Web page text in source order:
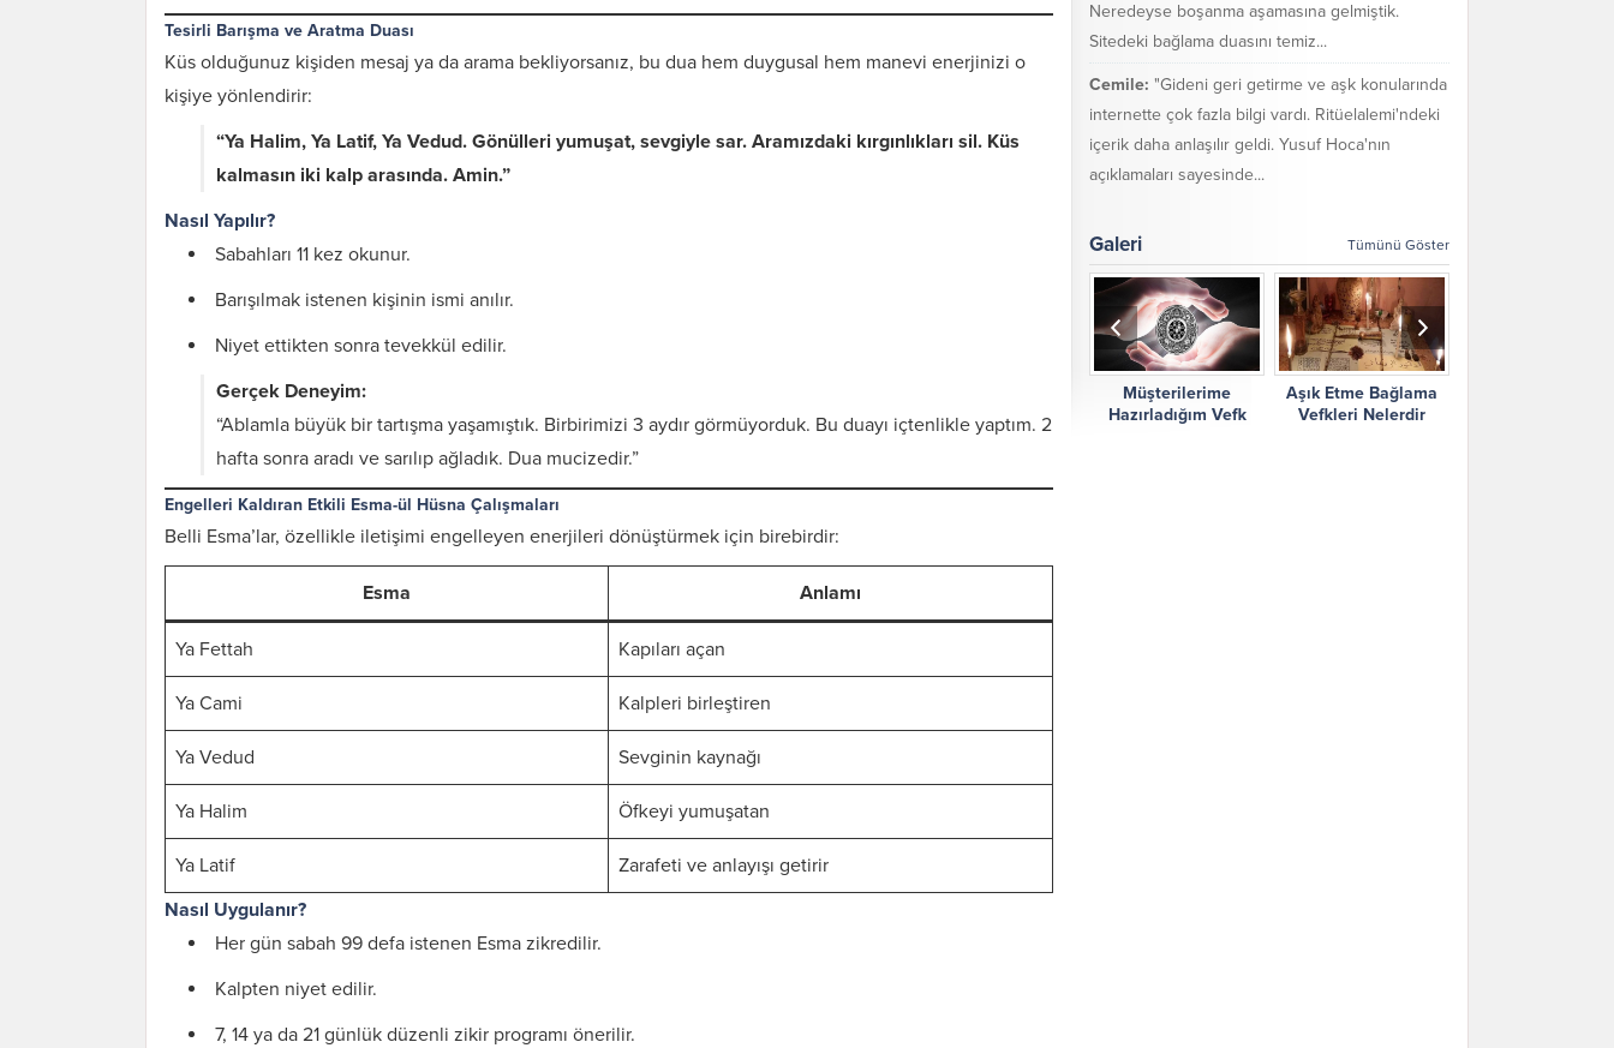
Tesirli Barışma ve Aratma Duası
Küs olduğunuz kişiden mesaj ya da arama bekliyorsanız, bu dua hem duygusal hem manevi enerjinizi o
kişiye yönlendirir:
“Ya Halim, Ya Latif, Ya Vedud. Gönülleri yumuşat, sevgiyle sar. Aramızdaki kırgınlıkları sil. Küs
kalmasın iki kalp arasında. Amin.”
Nasıl Yapılır?
Sabahları 11 kez okunur.
Barışılmak istenen kişinin ismi anılır.
Niyet ettikten sonra tevekkül edilir.
Gerçek Deneyim:
“Ablamla büyük bir tartışma yaşamıştık. Birbirimizi 3 aydır görmüyorduk. Bu duayı içtenlikle yaptım. 2
hafta sonra aradı ve sarılıp ağladık. Dua mucizedir.”
Engelleri Kaldıran Etkili Esma-ül Hüsna Çalışmaları
Belli Esma’lar, özellikle iletişimi engelleyen enerjileri dönüştürmek için birebirdir:
Esma Anlamı
Ya Fettah Kapıları açan
Ya Cami Kalpleri birleştiren
Ya Vedud Sevginin kaynağı
Ya Halim Öfkeyi yumuşatan
Ya Latif
Zarafeti ve anlayışı getirir
Nasıl Uygulanır?
Her gün sabah 99 defa istenen Esma zikredilir.
Kalpten niyet edilir.
7, 14 ya da 21 günlük düzenli zikir programı önerilir.
Neredeyse boşanma aşamasına gelmiştik.
Sitedeki bağlama duasını temiz...
Cemile: "Gideni geri getirme ve aşk konularında
internette çok fazla bilgi vardı. Ritüelalemi'ndeki
içerik daha anlaşılır geldi. Yusuf Hoca'nın
açıklamaları sayesinde...
Galeri Tümünü Göster
Muhabbeti Artıran
Dua ve Etkileri
Tılsımlar
Gerekli Malzemeler
Müşterilerime
Hazırladığım Vefk
Aşık Etme Bağlama
Vefkleri Nelerdir